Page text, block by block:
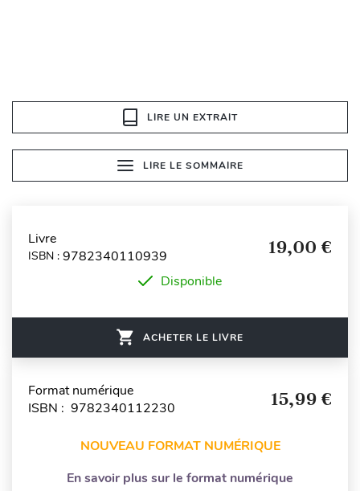
LIRE UN EXTRAIT
LIRE LE SOMMAIRE
Livre
ISBN : 9782340110939 19,00 €
Disponible
ACHETER LE LIVRE
Format numérique
ISBN : 9782340112230
15,99 €
NOUVEAU FORMAT NUMÉRIQUE
En savoir plus sur le format numérique